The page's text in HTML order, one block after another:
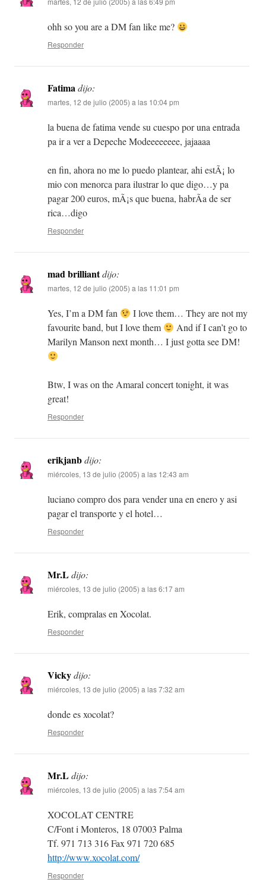
ohh so you are a DM fan like me?
Responder
Fatimadijo:
martes, 12 de julio (2005) a las 10:04 pm
la buena de fatima vende su cuespo por una entrada
pa ir a ver a Depeche Modeeeeeeee, jajaaaa
en fin, ahora no me lo puedo plantear, ahi estÃ¡ lo
mio con menorca para ilustrar lo que digo…y pa
pagar 200 euros, mÃ¡s que buena, habrÃ­a de ser
rica…digo
Responder
mad brilliantdijo:
martes, 12 de julio (2005) a las 11:01 pm
Yes, I’m a DM fan
I love them… They are not my
favourite band, but I love them
And if I can’t go to
Marilyn Manson next month… I just gotta see DM!
Btw, I was on the Amaral concert tonight, it was
great!
Responder
erikjanbdijo:
miércoles, 13 de julio (2005) a las 12:43 am
luciano compro dos para vender una en enero y asi
pagar el transporte y el hotel…
Responder
Mr.Ldijo:
miércoles, 13 de julio (2005) a las 6:17 am
Erik, compralas en Xocolat.
Responder
Vickydijo:
miércoles, 13 de julio (2005) a las 7:32 am
donde es xocolat?
Responder
Mr.Ldijo:
miércoles, 13 de julio (2005) a las 7:54 am
XOCOLAT CENTRE
C/Font i Monteros, 18 07003 Palma
Tf. 971 713 316 Fax 971 720 685
http://www.xocolat.com/
Responder